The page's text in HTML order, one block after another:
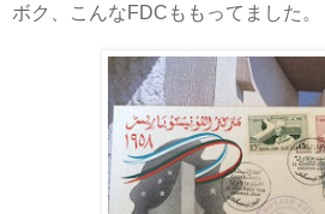
ボク、こんなFDCももってました。